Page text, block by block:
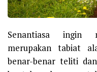
Senantiasa ingin
merupakan tabiat
benar-benar teliti